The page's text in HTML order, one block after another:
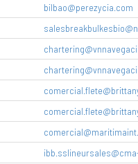
bilbao@perezycia.com